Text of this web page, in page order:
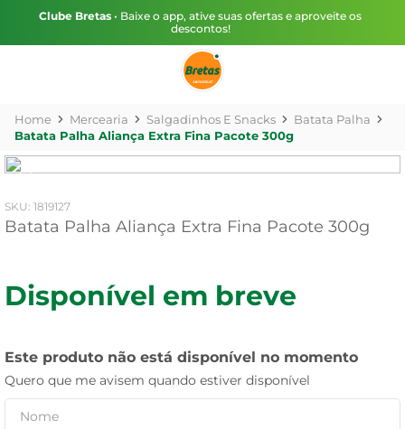
Clube Bretas • Baixe o app, ative suas ofertas e aproveite os
descontos!
Mercearia Salgadinhos E Snacks
Batata Palha
Batata Palha Aliança Extra Fina Pacote 300g
: 1819127
Batata Palha Aliança Extra Fina Pacote 300g
Disponível em breve
Este produto não está disponível no momento
Quero que me avisem quando estiver disponível